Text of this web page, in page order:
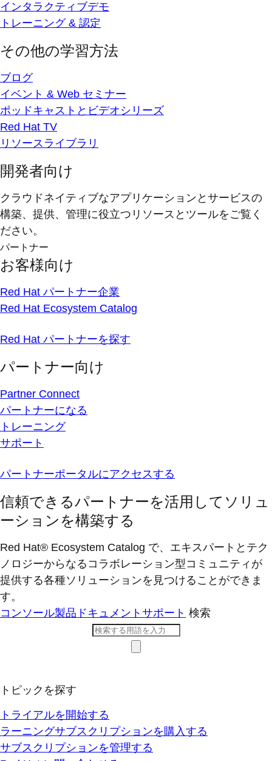
インタラクティブデモ
トレーニング & 認定
その他の学習方法
ブログ
イベント & Web セミナー
ポッドキャストとビデオシリーズ
Red Hat TV
リソースライブラリ
開発者向け
クラウドネイティブなアプリケーションとサービスの
構築、提供、管理に役立つリソースとツールをご覧く
ださい。
パートナー
お客様向け
Red Hat パートナー企業
Red Hat Ecosystem Catalog
Red Hat パートナーを探す
パートナー向け
Partner Connect
パートナーになる
トレーニング
サポート
パートナーポータルにアクセスする
信頼できるパートナーを活用してソリュ
ーションを構築する
Red Hat® Ecosystem Catalog で、エキスパートとテク
ノロジーからなるコラボレーション型コミ​ュニティが
提供する各種ソリューションを見つけることができま
す。
コンソール製品ドキュメント サポート 検索
トピックを探す
トライアルを開始する
ラーニングサブスクリプションを購入する
サブスクリプションを管理する